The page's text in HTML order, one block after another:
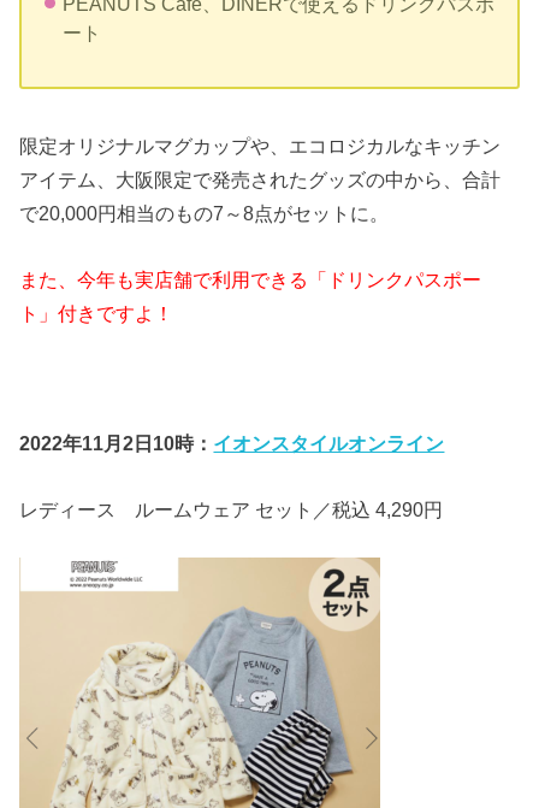
ート
限定オリジナルマグカップや、エコロジカルなキッチン
アイテム、大阪限定で発売されたグッズの中から、合計
で20,000円相当のもの7～8点がセットに。
また、今年も実店舗で利用できる「ドリンクパスポー
ト」付きですよ！
2022年11月2日10時： イオンスタイルオンライン
レディース ルームウェア セット／税込 4,290円